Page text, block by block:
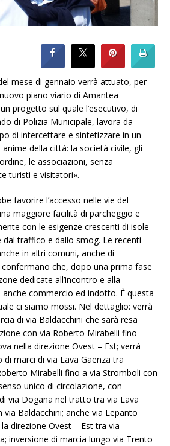
mese di gennaio verrà attuato, per
piano viario di Amantea
progetto sul quale l’esecutivo, di
di Polizia Municipale, lavora da
di intercettare e sintetizzare in un
della città: la società civile, gli
le associazioni, senza
turisti e visitatori».
favorire l’accesso nelle vie del
maggiore facilità di parcheggio e
con le esigenze crescenti di isole
dal traffico e dallo smog. Le recenti
in altri comuni, anche di
che, dopo una prima fase
dedicate all’incontro e alla
commercio ed indotto. È questa
ci siamo mossi. Nel dettaglio: verrà
di via Baldacchini che sarà resa
con via Roberto Mirabelli fino
nella direzione Ovest – Est; verrà
marci di via Lava Gaenza tra
Mirabelli fino a via Stromboli con
unico di circolazione, con
via Dogana nel tratto tra via Lava
via Baldacchini; anche via Lepanto
direzione Ovest – Est tra via
inversione di marcia lungo via Trento